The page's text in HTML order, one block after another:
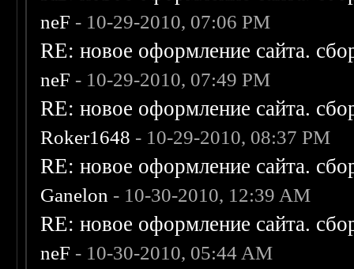
neF - 10-29-2010, 07:06 PM
RE: новое оформление сайта.
neF - 10-29-2010, 07:49 PM
RE: новое оформление сайта.
Roker1648 - 10-29-2010, 08:37 PM
RE: новое оформление сайта.
Ganelon - 10-30-2010, 12:39 AM
RE: новое оформление сайта.
neF - 10-30-2010, 05:44 AM